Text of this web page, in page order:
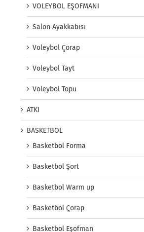
VOLEYBOL EŞOFMANI
Salon Ayakkabısı
Voleybol Çorap
Voleybol Tayt
Voleybol Topu
ATKI
BASKETBOL
Basketbol Forma
Basketbol Şort
Basketbol Warm up
Basketbol Çorap
Basketbol Eşofman